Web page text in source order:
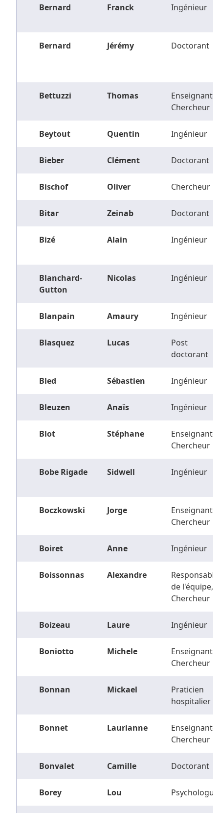
Bernard Franck Ingénieur
Bernard Jérémy Doctorant
Bettuzzi Thomas
Enseignant-
Chercheur
Beytout Quentin Ingénieur
Bieber Clément Doctorant
Bischof Oliver Chercheur
Bitar Zeinab Doctorant
Bizé Alain Ingénieur
Blanchard-
Gutton
Nicolas Ingénieur
Blanpain Amaury Ingénieur
Blasquez Lucas
Post
doctorant
Bled Sébastien Ingénieur
Bleuzen Anaïs Ingénieur
Blot Stéphane
Enseignant-
Chercheur
Bobe Rigade Sidwell Ingénieur
Boczkowski Jorge
Enseignant-
Chercheur
Boiret Anne Ingénieur
Boissonnas Alexandre
Responsable
de l'équipe,
Chercheur
Boizeau Laure Ingénieur
Boniotto Michele
Enseignant-
Chercheur
Bonnan Mickael
Praticien
hospitalier
Bonnet Laurianne
Enseignant-
Chercheur
Bonvalet Camille Doctorant
Borey Lou Psychologue